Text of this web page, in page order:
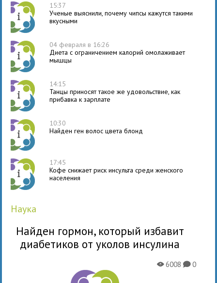
15:37
Ученые выяснили, почему чипсы кажутся такими
вкусными
04 февраля в 16:26
Диета с ограничением калорий омолаживает
мышцы
14:15
Танцы приносят такое же удовольствие, как
прибавка к зарплате
10:30
Найден ген волос цвета блонд
17:45
Кофе снижает риск инсульта среди женского
населения
наука
Найден гормон, который избавит
диабетиков от уколов инсулина
X6008K0